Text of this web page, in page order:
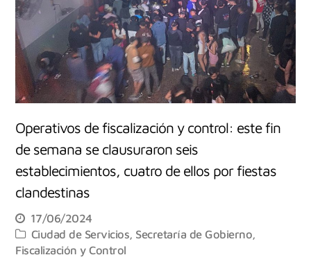
Operativos de fiscalización y control: este fin
de semana se clausuraron seis
establecimientos, cuatro de ellos por fiestas
clandestinas
17/06/2024
Ciudad de Servicios Secretaría de Gobierno,
Fiscalización y Control